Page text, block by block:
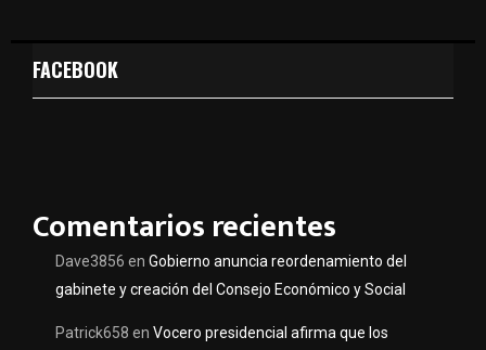
FACEBOOK
Comentarios recientes
Dave3856 en Gobierno anuncia reordenamiento del
gabinete y creación del Consejo Económico y Social
Patrick658 en Vocero presidencial afirma que los